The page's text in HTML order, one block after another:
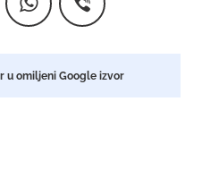
u omiljeni Google izvor